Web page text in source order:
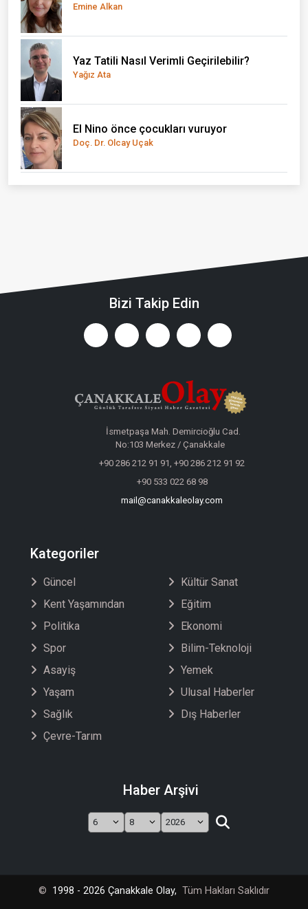
Emine Alkan
Yaz Tatili Nasıl Verimli Geçirilebilir?
Yağız Ata
El Nino önce çocukları vuruyor
Doç. Dr. Olcay Uçak
Bizi Takip Edin
İsmetpaşa Mah. Demircioğlu Cad.
No:103 Merkez / Çanakkale
+90 286 212 91 91, +90 286 212 91 92
+90 533 022 68 98
mail@canakkaleolay.com
Kategoriler
Güncel
Kent Yaşamından
Politika
Spor
Asayiş
Yaşam
Sağlık
Çevre-Tarım
Kültür Sanat
Eğitim
Ekonomi
Bilim-Teknoloji
Yemek
Ulusal Haberler
Dış Haberler
Haber Arşivi
© 1998 - 2026 Çanakkale Olay, Tüm Hakları Saklıdır